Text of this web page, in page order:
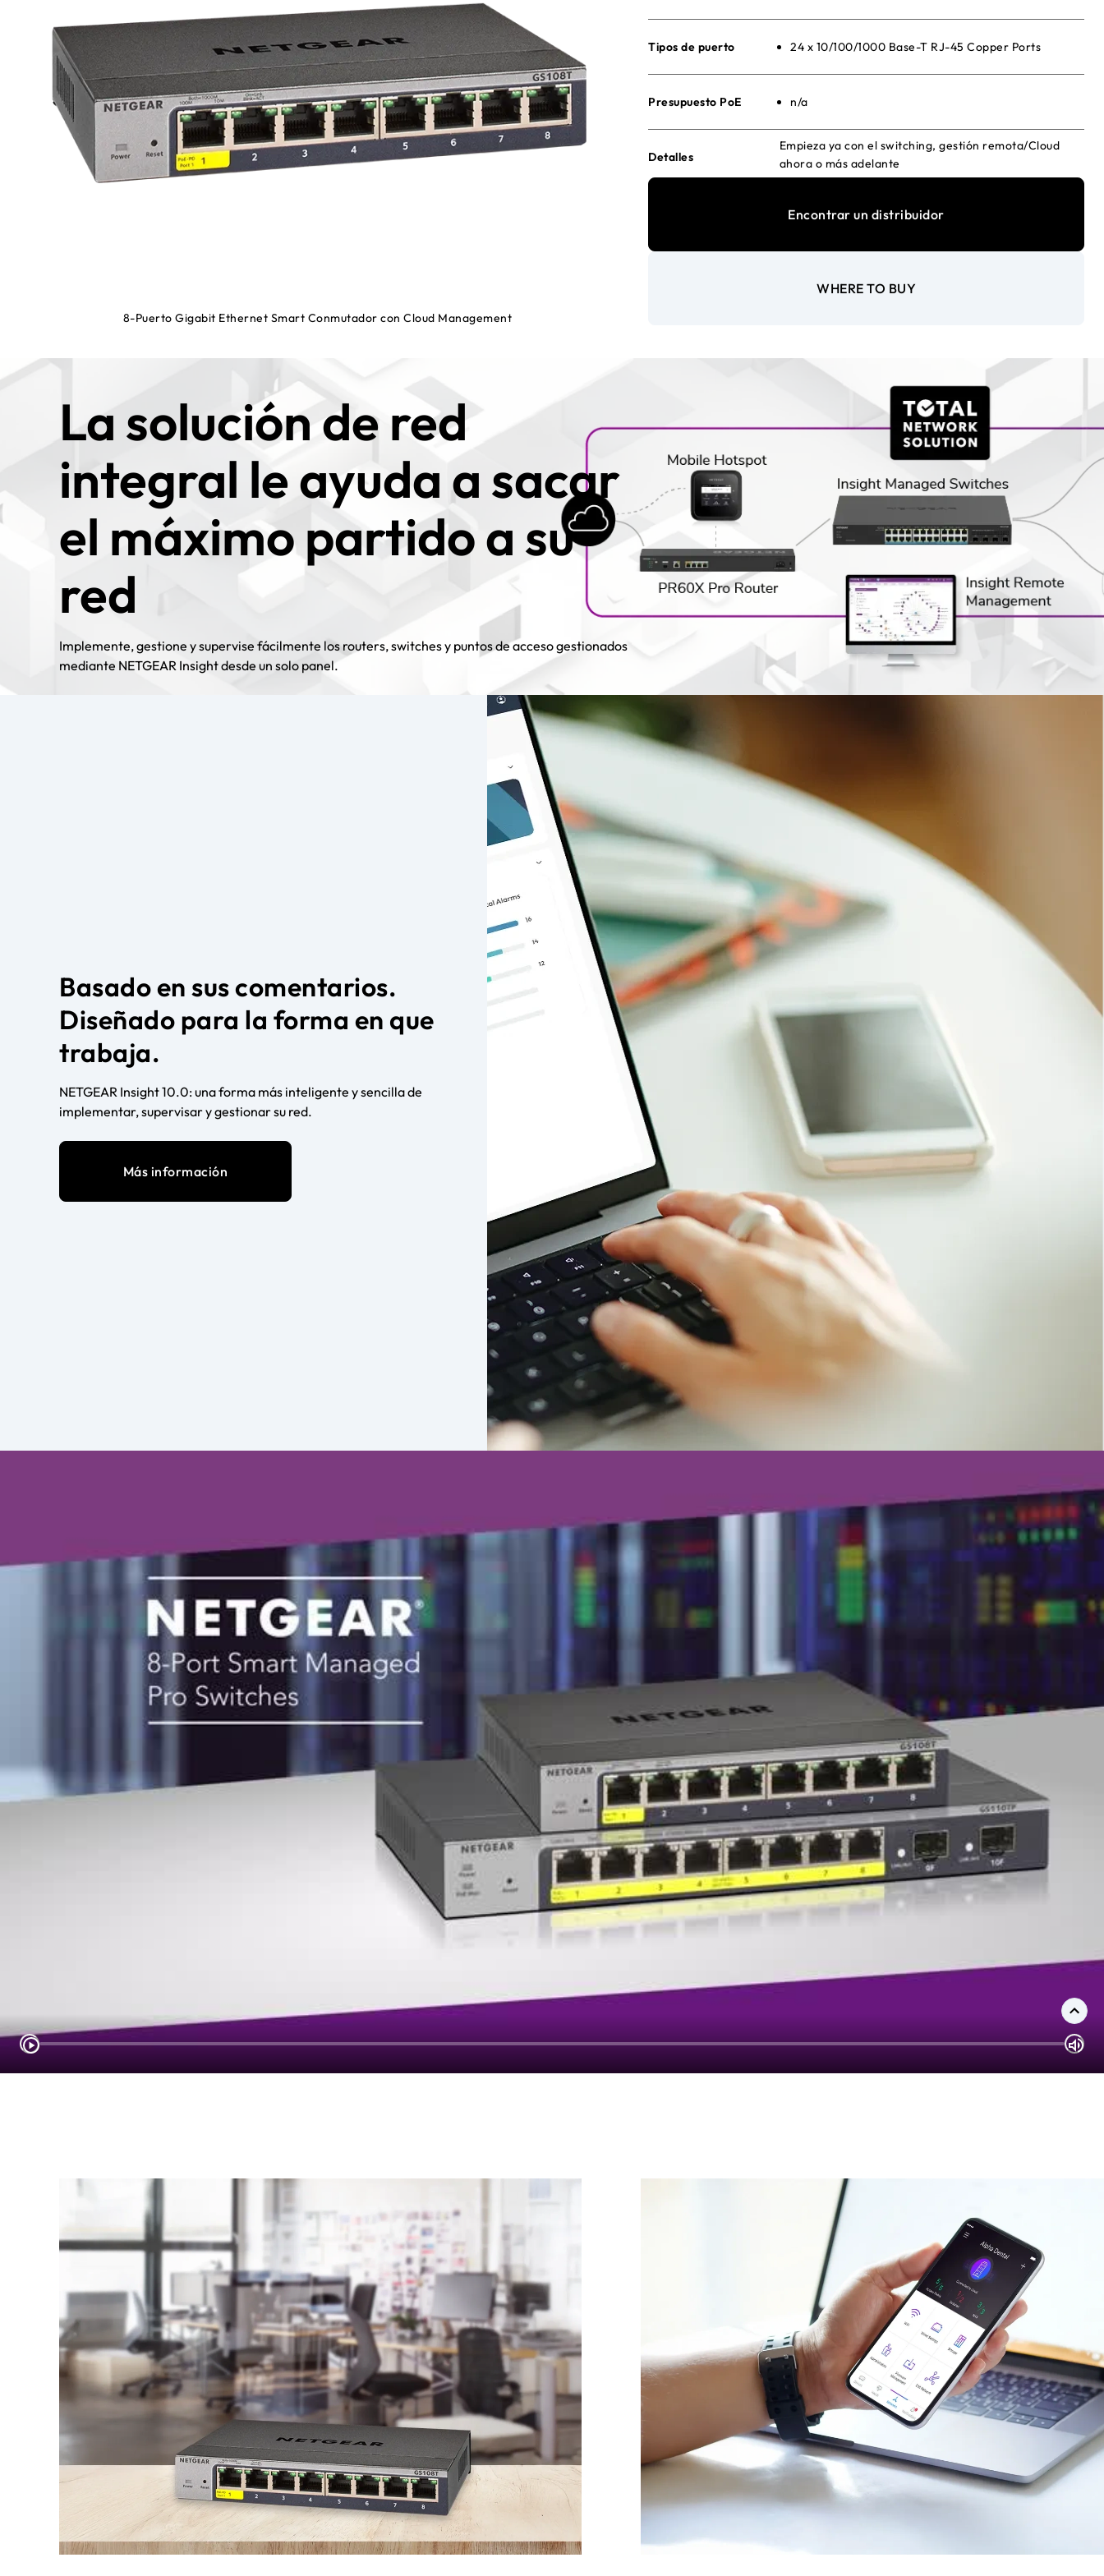
8-Puerto Gigabit Ethernet Smart Conmutador con Cloud Management
Tipos de puerto 24 x 10/100/1000 Base-T RJ-45 Copper Ports
Presupuesto PoE n/a
Detalles
Empieza ya con el switching, gestión remota/Cloud
ahora o más adelante
Encontrar un distribuidor
WHERE TO BUY
La solución de red
integral le ayuda a sacar
el máximo partido a su
red
Implemente, gestione y supervise fácilmente los routers, switches y puntos de acceso gestionados
mediante NETGEAR Insight desde un solo panel.
Basado en sus comentarios.
Diseñado para la forma en que
trabaja.
NETGEAR Insight 10.0: una forma más inteligente y sencilla de
implementar, supervisar y gestionar su red.
Más información